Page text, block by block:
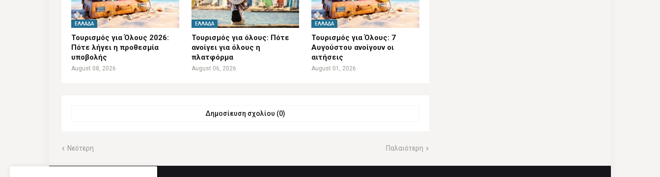
ΕΛΛΆΔΑ
Τουρισμός για Όλους 2026:
Πότε λήγει η προθεσμία
υποβολής
August 08, 2026
ΕΛΛΆΔΑ
Τουρισμός για όλους: Πότε
ανοίγει για όλους η
πλατφόρμα
August 06, 2026
ΕΛΛΆΔΑ
Τουρισμός για Όλους: 7
Αυγούστου ανοίγουν οι
αιτήσεις
August 01, 2026
Δημοσίευση σχολίου (0)
Νεότερη Παλαιότερη